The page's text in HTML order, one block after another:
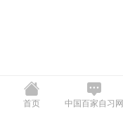
首页 中国百家自习网